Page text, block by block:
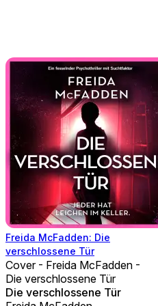
Freida McFadden: Die
verschlossene Tür
Cover - Freida McFadden -
Die verschlossene Tür
Die verschlossene Tür